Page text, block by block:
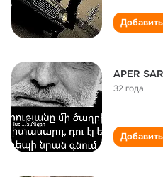
APER
32 года